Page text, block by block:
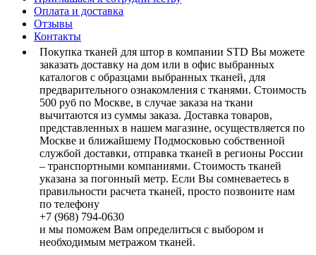
Оплата и доставка
Отзывы
Контакты
Покупка тканей для штор в компании STD Вы можете
заказать доставку на дом или в офис выбранных
каталогов с образцами выбранных тканей, для
предварительного ознакомления с тканями. Стоимость
500 руб по Москве, в случае заказа на ткани
вычитаются из суммы заказа. Доставка товаров,
представленных в нашем магазине, осуществляется по
Москве и ближайшему Подмосковью собственной
службой доставки, отправка тканей в регионы России
– транспортными компаниями. Стоимость тканей
указана за погонный метр. Если Вы сомневаетесь в
правильности расчета тканей, просто позвоните нам
по телефону
+7 (968) 794-0630
и мы поможем Вам определиться с выбором и
необходимым метражом тканей.